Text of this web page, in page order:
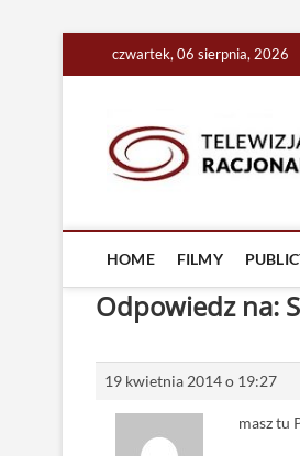
czwartek, 06 sierpnia, 2026
HOME FILMY
Odpowiedz na:
19 kwietnia 2014 o 19:27
masz tu